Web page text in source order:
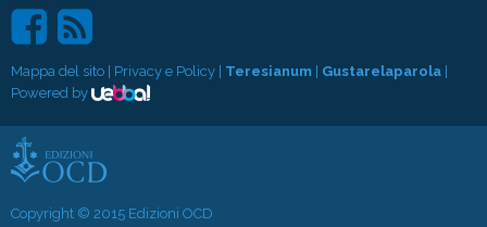
Mappa del sito | Privacy e Policy | Teresianum | Gustarelaparola |
Powered by
Copyright © 2015 Edizioni OCD